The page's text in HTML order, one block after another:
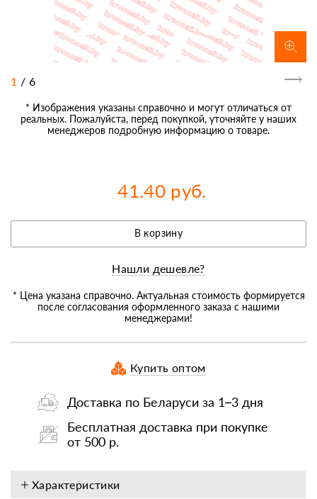
1 / 6
* Изображения указаны справочно и могут отличаться от
реальных. Пожалуйста, перед покупкой, уточняйте у наших
менеджеров подробную информацию о товаре.
41.40 руб.
В корзину
Нашли дешевле?
* Цена указана справочно. Актуальная стоимость формируется
после согласования оформленного заказа с нашими
менеджерами!
Купить оптом
Доставка по Беларуси за 1–3 дня
Бесплатная доставка при покупке
от 500 р.
Характеристики